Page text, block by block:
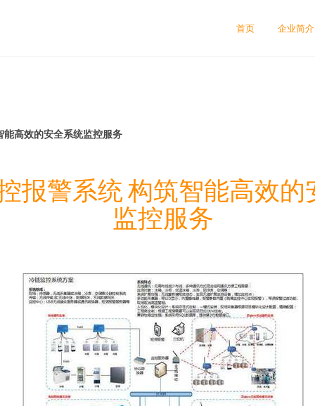
首页 企业简介
能高效的安全系统监控服务
报警系统 构筑智能高效的
监控服务